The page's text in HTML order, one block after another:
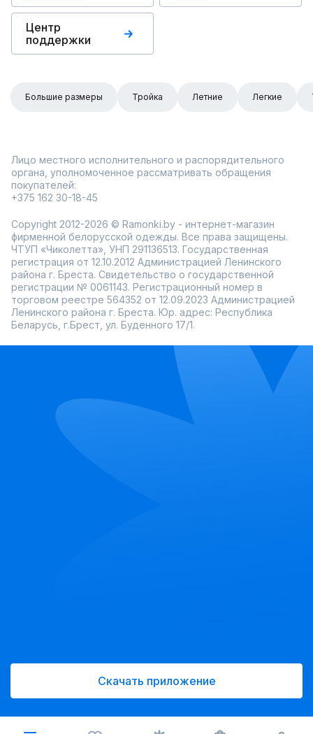
Центр
поддержки
Большие размеры Тройка Летние Легкие
Лицо местного исполнительного и распорядительного
органа, уполномоченное рассматривать обращения
покупателей:
+375 162 30-18-45
Copyright 2012-2026 © Ramonki.by - интернет-магазин
фирменной белорусской одежды. Все права защищены.
ЧТУП «Чиколетта», УНП 291136513. Государственная
регистрация от 12.10.2012 Администрацией Ленинского
района г. Бреста. Свидетельство о государственной
регистрации № 0061143. Регистрационный номер в
торговом реестре 564352 от 12.09.2023 Администрацией
Ленинского района г. Бреста. Юр. адрес: Республика
Беларусь, г.Брест, ул. Буденного 17/1.
Скачать приложение